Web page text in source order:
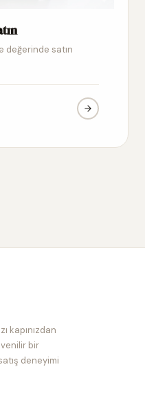
değerinde satın
kapınızdan
bir
deneyimi